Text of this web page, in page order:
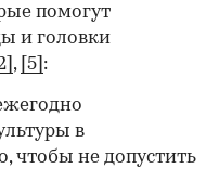
помогут
и головки
, [5] :
в
чтобы не допустить